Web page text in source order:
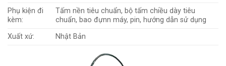
Phụ kiện đi
kèm:
Tấm nền tiêu chuẩn, bộ tấm chiều dày tiêu
chuẩn, bao đựnn máy, pin, hướng dẫn sử dụng
Xuất xứ:
Nhật Bản